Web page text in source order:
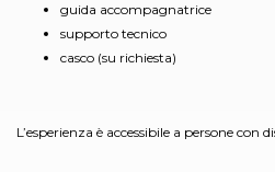
guida accompagnatrice
supporto tecnico
casco (su richiesta)
L’esperienza è accessibile a persone